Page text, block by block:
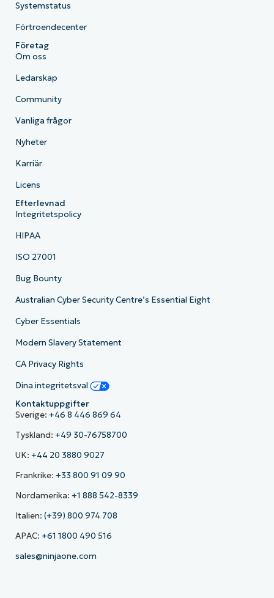
Systemstatus
Förtroendecenter
Företag
Om oss
Ledarskap
Community
Vanliga frågor
Nyheter
Karriär
Licens
Efterlevnad
Integritetspolicy
HIPAA
ISO 27001
Bug Bounty
Australian Cyber Security Centre’s Essential Eight
Cyber Essentials
Modern Slavery Statement
CA Privacy Rights
Dina integritetsval
Kontaktuppgifter
Sverige: +46 8 446 869 64
Tyskland: +49 30-76758700
UK: +44 20 3880 9027
Frankrike: +33 800 91 09 90
Nordamerika: +1 888 542-8339
Italien: (+39) 800 974 708
APAC: +61 1800 490 516
sales@ninjaone.com